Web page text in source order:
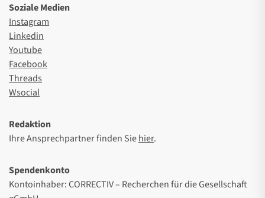
Soziale Medien
Instagram
Linkedin
Youtube
Facebook
Threads
Wsocial
Redaktion
Ihre Ansprechpartner finden Siehier.
Spendenkonto
Kontoinhaber: CORRECTIV – Recherchen für die Gesellschaft